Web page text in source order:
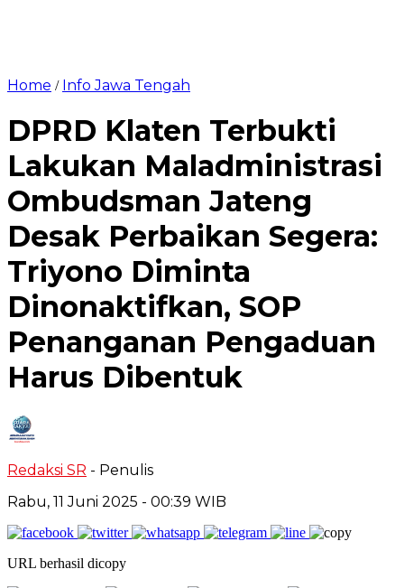
Home / Info Jawa Tengah
DPRD Klaten Terbukti
Lakukan Maladministrasi
Ombudsman Jateng
Desak Perbaikan Segera:
Triyono Diminta
Dinonaktifkan, SOP
Penanganan Pengaduan
Harus Dibentuk
Redaksi SR - Penulis
Rabu, 11 Juni 2025 - 00:39 WIB
URL berhasil dicopy